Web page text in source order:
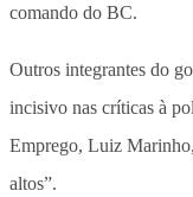
comando do BC.
Outros integrantes do
incisivo nas críticas à
Emprego, Luiz
altos”.